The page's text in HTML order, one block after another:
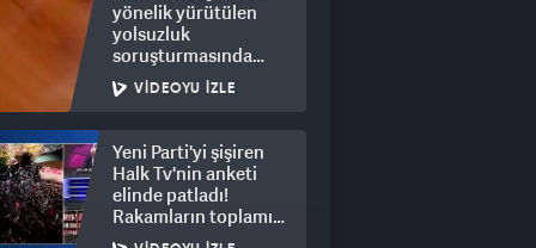
yönelik yürütülen
yolsuzluk
soruşturmasında
rüşvet görüntüleri
ortaya çıktı
VIDEOYU İZLE
Yeni Parti'yi şişiren
Halk Tv'nin anketi
elinde patladı!
Rakamların toplamı
dalga konusu oldu